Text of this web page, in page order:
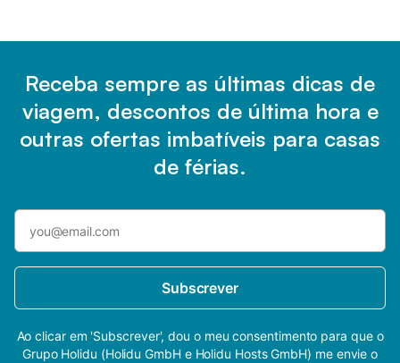
Receba sempre as últimas dicas de
viagem, descontos de última hora e
outras ofertas imbatíveis para casas
de férias.
Subscrever
Ao clicar em 'Subscrever', dou o meu consentimento para que o
Grupo Holidu (Holidu GmbH e Holidu Hosts GmbH) me envie o